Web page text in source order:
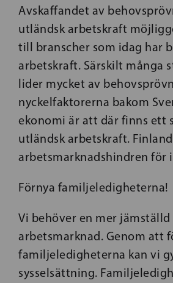
Avskaffandet av
utländsk arbetskraft
till branscher som idag har
arbetskraft. Särskilt många
lider mycket av
nyckelfaktorerna bakom
ekonomi är att där finns ett
utländsk arbetskraft.
arbetsmarknadshindren för
Förnya familjeledigheterna!
Vi behöver en mer jämställd
arbetsmarknad. Genom att
familjeledigheterna kan vi
sysselsättning.